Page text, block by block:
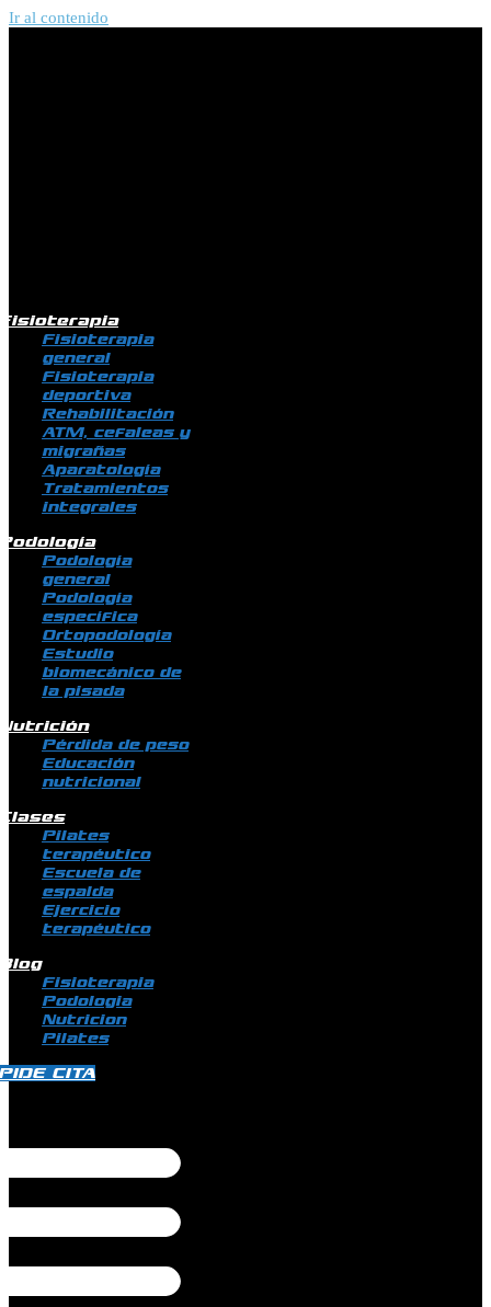
Ir al contenido
Fisioterapia
general
Fisioterapia
deportiva
Rehabilitación
ATM, cefaleas y
migrañas
Aparatología
Tratamientos
integrales
Podología
general
Podología
específica
Ortopodología
Estudio
biomecánico de
la pisada
Pérdida de peso
Educación
nutricional
Pilates
terapéutico
Escuela de
espalda
Ejercicio
terapéutico
Fisioterapia
Podologia
Nutricion
Pilates
CITA